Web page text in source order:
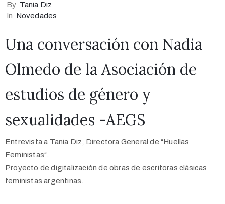
By Tania Diz
In Novedades
Una conversación con Nadia
Olmedo de la Asociación de
estudios de género y
sexualidades -AEGS
Entrevista a Tania Diz, Directora General de “Huellas
Feministas“.
Proyecto de digitalización de obras de escritoras clásicas
feministas argentinas.